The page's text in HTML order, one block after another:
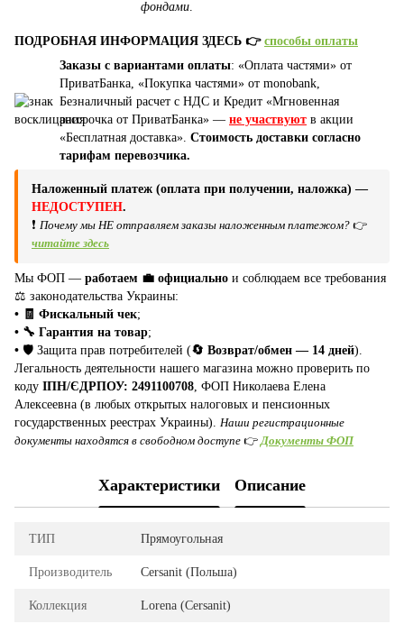
фондами
ПОДРОБНАЯ ИНФОРМАЦИЯ ЗДЕСЬ 👉 способы оплаты
Заказы с вариантами оплаты: «Оплата частями» от
ПриватБанка, «Покупка частями» от monobank,
Безналичный расчет с НДС и Кредит «Мгновенная
рассрочка от ПриватБанка» — не участвуют в акции
«Бесплатная доставка». Стоимость доставки согласно
тарифам перевозчика.
Наложенный платеж (оплата при получении, наложка) —
НЕДОСТУПЕН.
❗ Почему мы НЕ отправляем заказы наложенным платежом? 👉
читайте здесь
Мы ФОП — работаем 💼 официально и соблюдаем все требования
⚖️ законодательства Украины:
• 🧾 Фискальный чек;
• 🔧 Гарантия на товар;
• 🛡️ Защита прав потребителей (🔄 Возврат/обмен — 14 дней).
Легальность деятельности нашего магазина можно проверить по
коду ІПН/ЄДРПОУ: 2491100708 , ФОП Николаева Елена
Алексеевна (в любых открытых налоговых и пенсионных
государственных реестрах Украины). Наши регистрационные
документы находятся в свободном доступе 👉 Документы ФОП
Характеристики Описание
ТИП Прямоугольная
Производитель Cersanit (Польша)
Коллекция Lorena (Cersanit)